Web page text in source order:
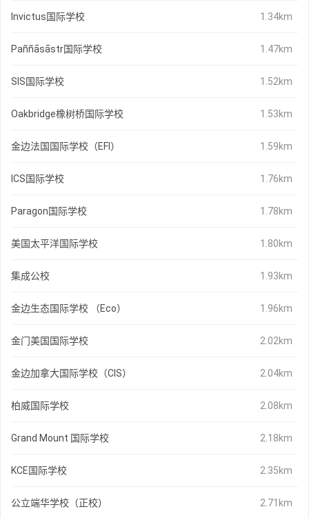
Invictus国际学校 1.34km
Paññāsāstr国际学校 1.47km
SIS国际学校 1.52km
Oakbridge橡树桥国际学校 1.53km
金边法国国际学校（EFI） 1.59km
ICS国际学校 1.76km
Paragon国际学校 1.78km
美国太平洋国际学校 1.80km
集成公校 1.93km
金边生态国际学校 （Eco） 1.96km
金门美国国际学校 2.02km
金边加拿大国际学校（CIS） 2.04km
柏威国际学校 2.08km
Grand Mount 国际学校 2.18km
KCE国际学校 2.35km
公立端华学校（正校） 2.71km